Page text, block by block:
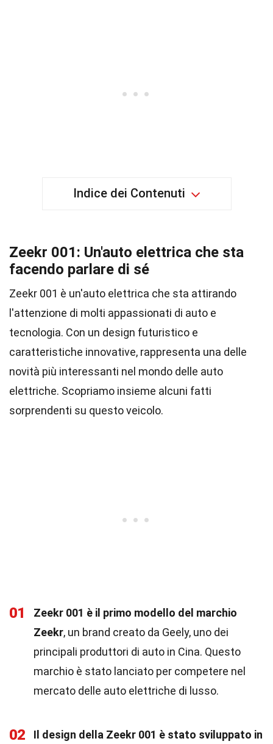
Indice dei Contenuti
Zeekr 001: Un'auto elettrica che sta
facendo parlare di sé
Zeekr 001 è un'auto elettrica che sta attirando
l'attenzione di molti appassionati di auto e
tecnologia. Con un design futuristico e
caratteristiche innovative, rappresenta una delle
novità più interessanti nel mondo delle auto
elettriche. Scopriamo insieme alcuni fatti
sorprendenti su questo veicolo.
01
Zeekr 001 è il primo modello del marchio
Zeekr, un brand creato da Geely, uno dei
principali produttori di auto in Cina. Questo
marchio è stato lanciato per competere nel
mercato delle auto elettriche di lusso.
02
Il design della Zeekr 001 è stato sviluppato in